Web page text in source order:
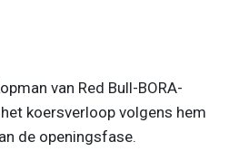
van Red Bull-BORA-
koersverloop volgens hem
de openingsfase.